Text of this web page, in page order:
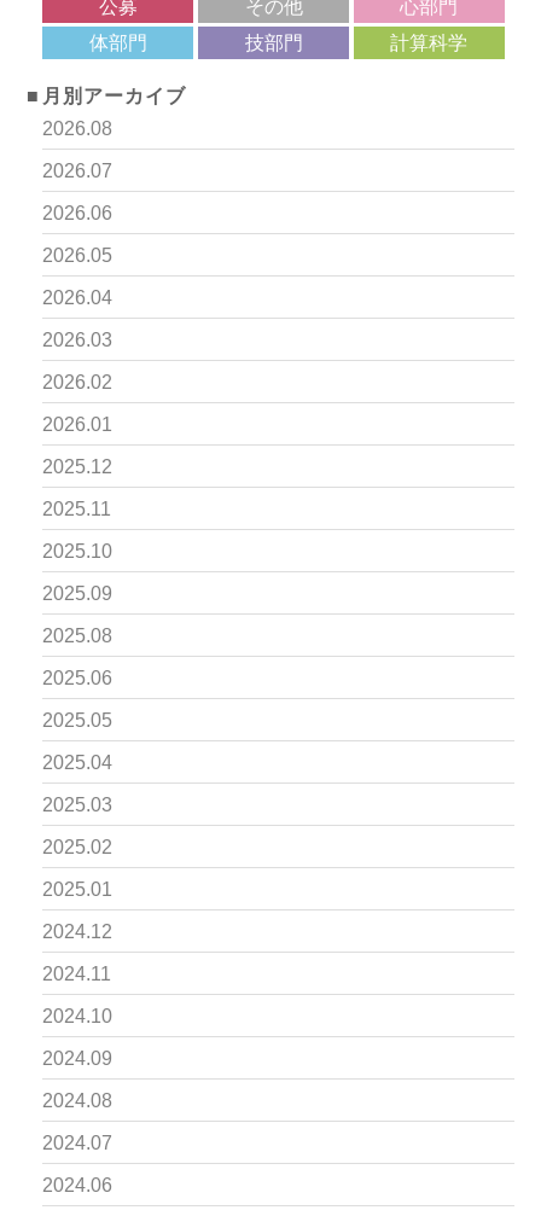
公募 その他
心部門
体部門
技部門 計算科学
月別アーカイブ
2026.08
2026.07
2026.06
2026.05
2026.04
2026.03
2026.02
2026.01
2025.12
2025.11
2025.10
2025.09
2025.08
2025.06
2025.05
2025.04
2025.03
2025.02
2025.01
2024.12
2024.11
2024.10
2024.09
2024.08
2024.07
2024.06